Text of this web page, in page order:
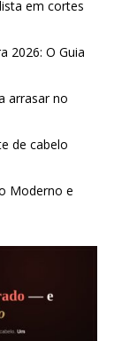
em cortes
2026: O Guia
arrasar no
de cabelo
Moderno e